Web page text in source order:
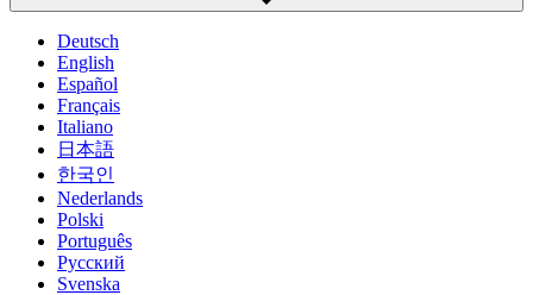
Deutsch
English
Español
Français
Italiano
日本語
한국인
Nederlands
Polski
Português
Pусский
Svenska